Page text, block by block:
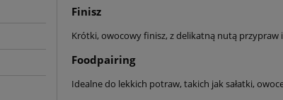
Finisz
Krótki, owocowy finisz, z delikatną nutą przypraw
Foodpairing
Idealne do lekkich potraw, takich jak sałatki,